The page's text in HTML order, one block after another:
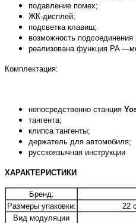
подавление помех;
ЖК-дисплей;
подсветка клавиш;
возможность подсоединения
реализована функция PA
Комплектация:
непосредственно станция
тангента;
клипса тангенты;
держатель для автомобиля;
русскоязычная инструкции
ХАРАКТЕРИСТИКИ
Бренд:
Размеры упаковки:
22
Вид модуляции